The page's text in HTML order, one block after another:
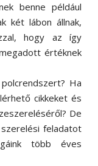
benne például
két lábon állnak,
hogy az így
értéknek
Ha
cikkeket és
De
feladatot
több éves